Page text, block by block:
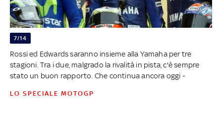
7/14
Rossi ed Edwards saranno insieme alla Yamaha per tre
stagioni. Tra i due, malgrado la rivalità in pista, c'è sempre
stato un buon rapporto. Che continua ancora oggi -
LO SPECIALE MOTOGP